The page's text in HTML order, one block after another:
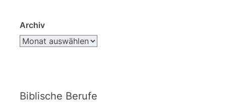
Archiv
Biblische Berufe